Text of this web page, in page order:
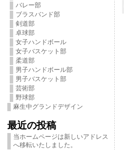
バレー部
ブラスバンド部
剣道部
卓球部
女子ハンドボール
女子バスケット部
柔道部
男子ハンドボール部
男子バスケット部
芸術部
野球部
麻生中グランドデザイン
最近の投稿
当ホームページは新しいアドレス
へ移転いたしました。